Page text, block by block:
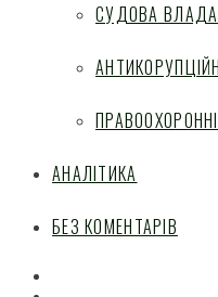
СУДОВА ВЛАДА
АНАЛІТИКА
БЕЗ КОМЕНТАРІВ